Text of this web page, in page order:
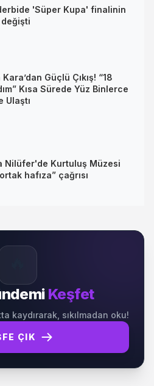
'Süper Kupa' finalinin
Güçlü Çıkış! “18
Kısa Sürede Yüz Binlerce
Ulaştı
Nilüfer'de Kurtuluş Müzesi
hafıza” çağrısı
Keşfet
kaydırarak, sıkılmadan oku!
ÇIK